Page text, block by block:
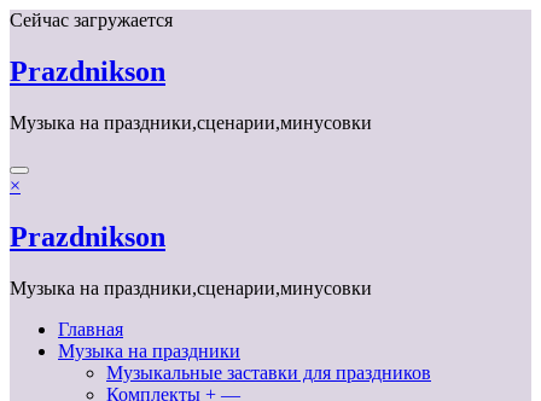
Перейти
содержимому
Сейчас загружается
Prazdnikson
Музыка на праздники,сценарии,минусовки
×
Prazdnikson
Музыка на праздники,сценарии,минусовки
Главная
Музыка на праздники
Музыкальные заставки для праздников
Комплекты + —